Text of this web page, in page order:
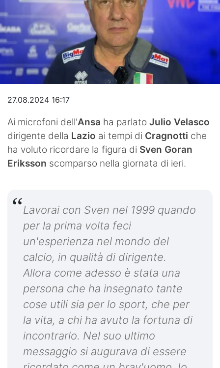
Calciomercato
Video
27.08.2024 16:17
Ai microfoni dell'Ansa ha parlato Julio Velasco
dirigente della Lazio ai tempi di Cragnotti che
ha voluto ricordare la figura di Sven Goran
Eriksson scomparso nella giornata di ieri.
Lavorai con Sven nel 1999 quando
per la prima volta feci
un'esperienza nel mondo del
calcio, in qualità di dirigente.
Allora come adesso è stata una
persona che ha insegnato tante
cose utili sia per lo sport, che per
la vita, a chi ha avuto la fortuna di
incontrarlo. Nel suo ultimo
messaggio si augurava di essere